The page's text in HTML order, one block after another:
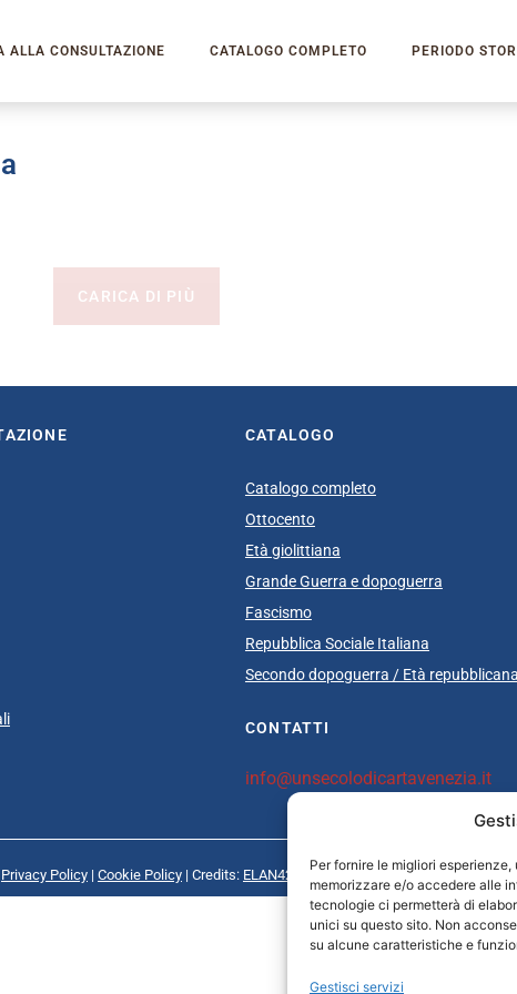
Per fornire le migliori
memorizzare e/o accedere alle
tecnologie ci permetterà di
unici su questo sito. Non
su alcune caratteristiche e
Gestisci servizi
ALLA CONSULTAZIONE CATALOGO COMPLETO PERIODO
CARICA DI PIÙ
CATALOGO
Catalogo completo
Ottocento
Età giolittiana
Grande Guerra e dopoguerra
Fascismo
Repubblica Sociale Italiana
Secondo dopoguerra / Età repubblicana
CONTATTI
info@unsecolodicartavenezia.it
Privacy Policy | Cookie Policy | Credits: ELAN42 Web + Comunicazione